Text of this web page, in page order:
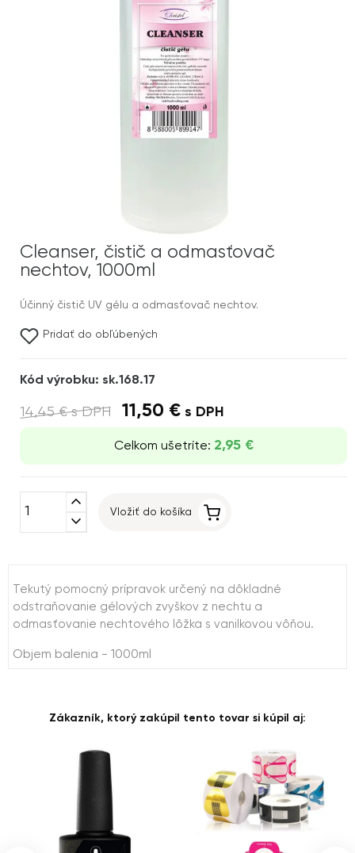
Cleanser, čistič a odmasťovač
nechtov, 1000ml
Účinný čistič UV gélu a odmasťovač nechtov.
Pridať do obľúbených
Kód výrobku: sk.168.17
14,45 €s DPH 11,50 € s DPH
Celkom ušetríte: 2,95 €
expand_less
expand_more
Vložiť do košíka
Tekutý pomocný prípravok určený na dôkladné
odstraňovanie gélových zvyškov z nechtu a
odmasťovanie nechtového lôžka s vanilkovou vôňou.
Objem balenia - 1000ml
Zákazník, ktorý zakúpil tento tovar si kúpil aj: